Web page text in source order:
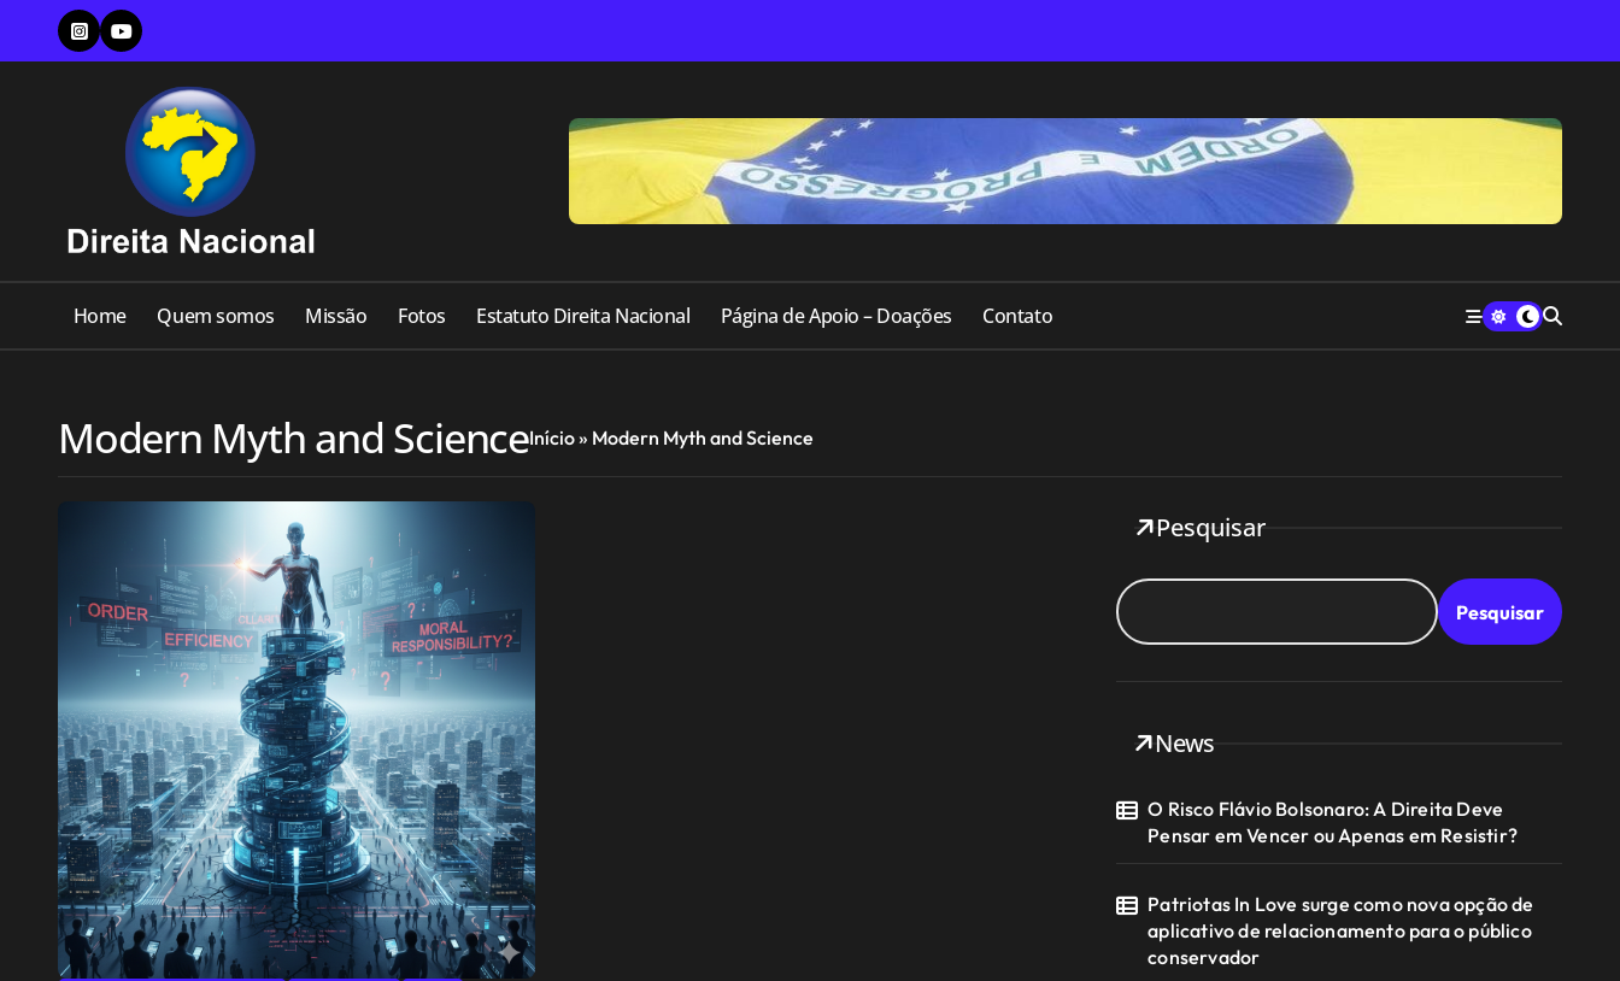
content
Home Quem somos Missão Fotos Estatuto Direita Nacional Página de Apoio – Doações Contato
Modern Myth and ScienceInício» Modern Myth and Science
Pesquisar
Pesquisar
News
O Risco Flávio Bolsonaro: A Direita Deve
Pensar em Vencer ou Apenas em Resistir?
Patriotas In Love surge como nova opção de
aplicativo de relacionamento para o público
conservador